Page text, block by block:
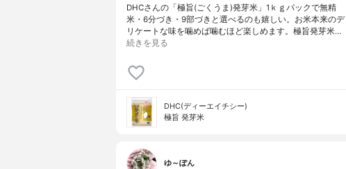
DHCさんの「極旨(ごくうま)発芽米」1ｋｇパックで無精
米・6分づき・9部づきと選べるのも嬉しい。お米本来のデ
リケートな味を噛めば噛むほど楽しめます。極旨発芽米…
続きを見る
DHC(ディーエイチシー)
極旨 発芽米
ゆ～ぽん